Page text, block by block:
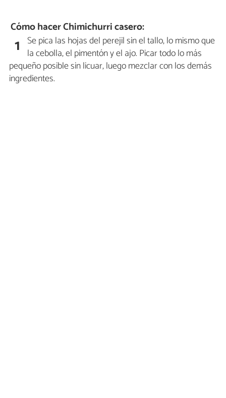
Cómo hacer Chimichurri casero:
1 Se pica las hojas del perejil sin el tallo, lo mismo que
la cebolla, el pimentón y el ajo. Picar todo lo más
pequeño posible sin licuar, luego mezclar con los demás
ingredientes.